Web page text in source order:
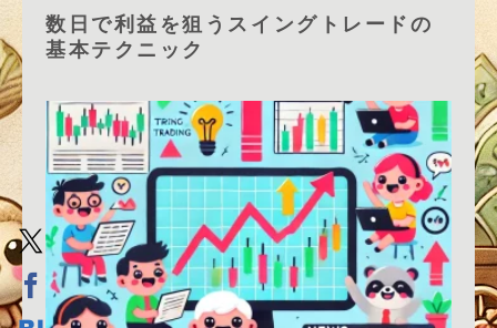
数日で利益を狙うスイングトレードの
基本テクニック